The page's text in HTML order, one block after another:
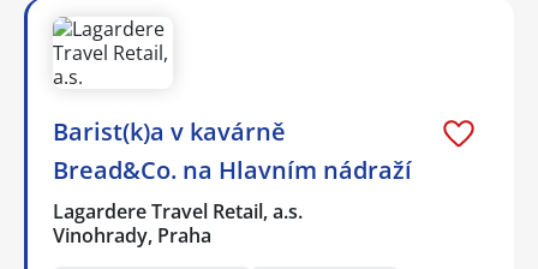
Barist(k)a v kavárně
Bread&Co. na Hlavním nádraží
Lagardere Travel Retail, a.s.
Vinohrady, Praha